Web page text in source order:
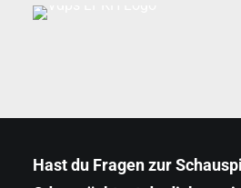
Hast du Fragen zur